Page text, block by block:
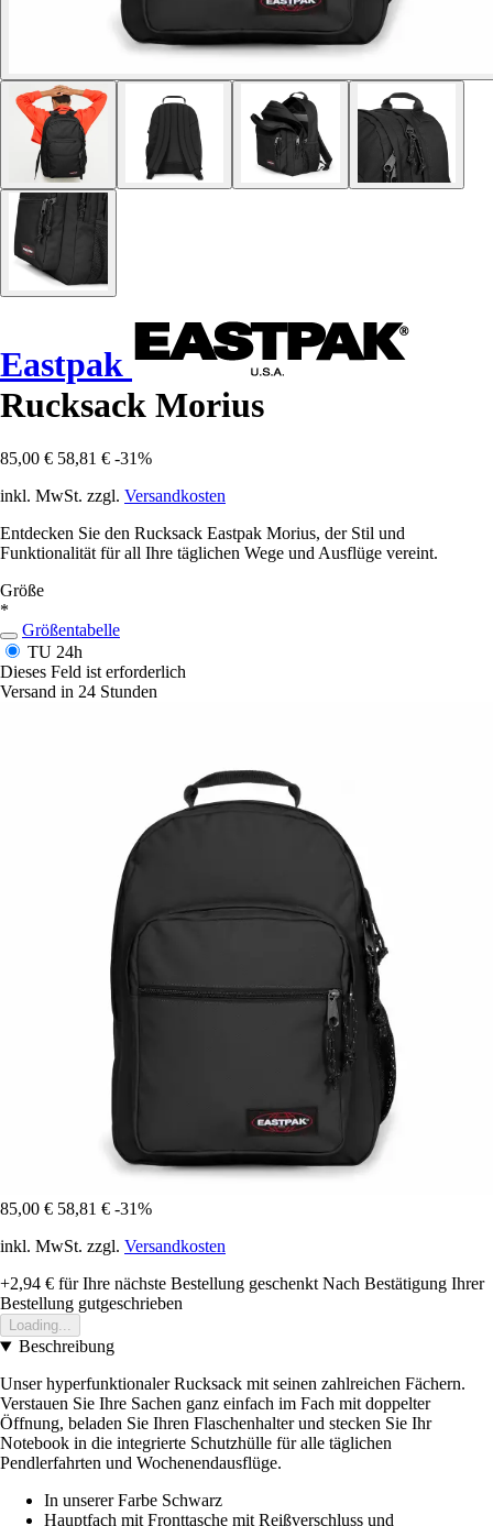
Eastpak
Rucksack Morius
85,00 € 58,81 € -31%
inkl. MwSt. zzgl. Versandkosten
Entdecken Sie den Rucksack Eastpak Morius, der Stil und
Funktionalität für all Ihre täglichen Wege und Ausflüge vereint.
Größe
*
Größentabelle
TU 24h
Dieses Feld ist erforderlich
Versand in 24 Stunden
85,00 € 58,81 € -31%
inkl. MwSt. zzgl. Versandkosten
+2,94 € für Ihre nächste Bestellung geschenkt Nach Bestätigung Ihrer
Bestellung gutgeschrieben
Loading...
Beschreibung
Unser hyperfunktionaler Rucksack mit seinen zahlreichen Fächern.
Verstauen Sie Ihre Sachen ganz einfach im Fach mit doppelter
Öffnung, beladen Sie Ihren Flaschenhalter und stecken Sie Ihr
Notebook in die integrierte Schutzhülle für alle täglichen
Pendlerfahrten und Wochenendausflüge.
In unserer Farbe Schwarz
Hauptfach mit Fronttasche mit Reißverschluss und